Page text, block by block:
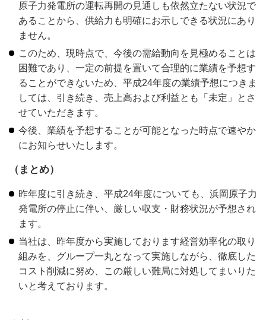
原子力発電所の運転再開の見通しも依然立たない状況で
あることから、供給力も明確にお示しできる状況にあり
ません。
このため、現時点で、今後の需給動向を見極めることは
困難であり、一定の前提を置いて合理的に業績を予想す
ることができないため、平成24年度の業績予想につきま
しては、引き続き、売上高および利益とも「未定」とさ
せていただきます。
今後、業績を予想することが可能となった時点で速やか
にお知らせいたします。
（まとめ）
昨年度に引き続き、平成24年度についても、浜岡原子力
発電所の停止に伴い、厳しい収支・財務状況が予想され
ます。
当社は、昨年度から実施しております経営効率化の取り
組みを、グループ一丸となって実施しながら、徹底した
コスト削減に努め、この厳しい難局に対処してまいりた
いと考えております。